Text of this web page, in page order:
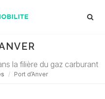
la filière du gaz carburant
Port d’Anver